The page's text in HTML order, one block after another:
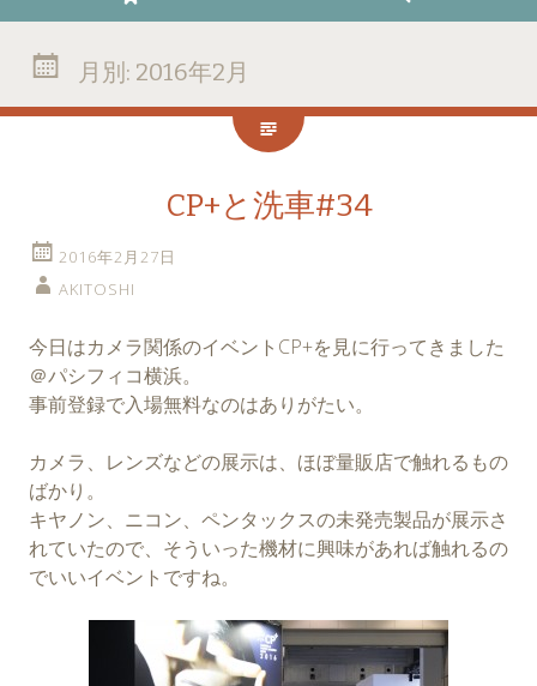
ジ
月別: 2016年2月
CP+と洗車#34
2016年2月27日
AKITOSHI
今日はカメラ関係のイベントCP+を見に行ってきました
＠パシフィコ横浜。
事前登録で入場無料なのはありがたい。
カメラ、レンズなどの展示は、ほぼ量販店で触れるもの
ばかり。
キヤノン、ニコン、ペンタックスの未発売製品が展示さ
れていたので、そういった機材に興味があれば触れるの
でいいイベントですね。